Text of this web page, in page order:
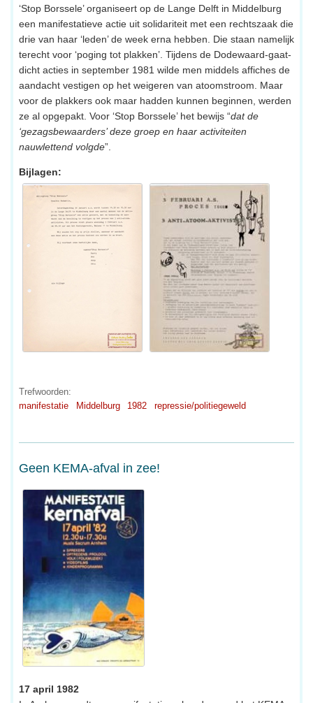
‘Stop Borssele’ organiseert op de Lange Delft in Middelburg
een manifestatieve actie uit solidariteit met een rechtszaak die
drie van haar ‘leden’ de week erna hebben. Die staan namelijk
terecht voor ‘poging tot plakken’. Tijdens de Dodewaard-gaat-
dicht acties in september 1981 wilde men middels affiches de
aandacht vestigen op het weigeren van atoomstroom. Maar
voor de plakkers ook maar hadden kunnen beginnen, werden
ze al opgepakt. Voor ‘Stop Borssele’ het bewijs “dat de
‘gezagsbewaarders’ deze groep en haar activiteiten
nauwlettend volgde”.
Bijlagen:
Trefwoorden:
manifestatie
Middelburg 1982 repressie/politiegeweld
Geen KEMA-afval in zee!
17 april 1982